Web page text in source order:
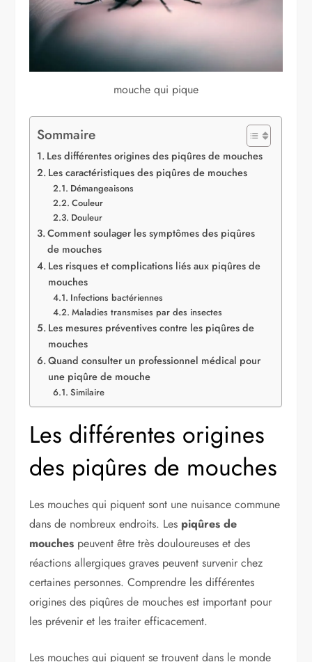
mouche qui pique
Sommaire
Les différentes origines des piqûres de mouches
Les caractéristiques des piqûres de mouches
Démangeaisons
Couleur
Douleur
Comment soulager les symptômes des piqûres
de mouches
Les risques et complications liés aux piqûres de
mouches
Infections bactériennes
Maladies transmises par des insectes
Les mesures préventives contre les piqûres de
mouches
Quand consulter un professionnel médical pour
une piqûre de mouche
Similaire
Les différentes origines
des piqûres de mouches
Les mouches qui piquent sont une nuisance commune
dans de nombreux endroits. Les piqûres de
mouches peuvent être très douloureuses et des
réactions allergiques graves peuvent survenir chez
certaines personnes. Comprendre les différentes
origines des piqûres de mouches est important pour
les prévenir et les traiter efficacement.
Les mouches qui piquent se trouvent dans le monde